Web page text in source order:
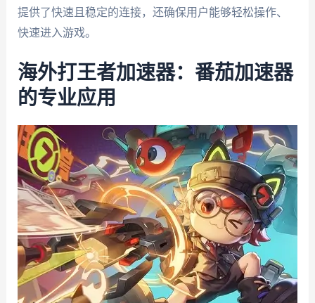
提供了快速且稳定的连接，还确保用户能够轻松操作、
快速进入游戏。
海外打王者加速器：番茄加速器
的专业应用